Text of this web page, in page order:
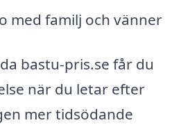
med familj och vänner
bastu-pris.se får du
när du letar efter
mer tidsödande